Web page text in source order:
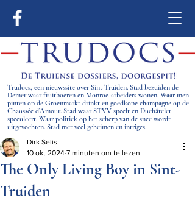
Trudocs, een nieuwssite over Sint-Truiden. Stad bezuiden de
Demer waar fruitboeren en Monroe-arbeiders wonen. Waar men
pinten op de Groenmarkt drinkt en goedkope champagne op de
Chaussée d’Amour. Stad waar STVV speelt en Duchâtelet
speculeert. Waar politiek op het scherp van de snee wordt
uitgevochten. Stad met veel geheimen en intriges.
The Only Living Boy in Sint-
Truiden
Dirk Selis
10 okt 2024 7 minuten om te lezen